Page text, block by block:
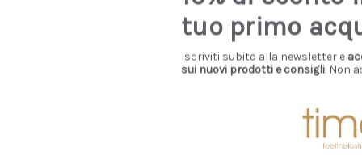
lucido in camoscio testa di
moro
€130,00 €89,00
tuo primo
Iscriviti subito alla newsletter e
sui nuovi prodotti e consigli. Non